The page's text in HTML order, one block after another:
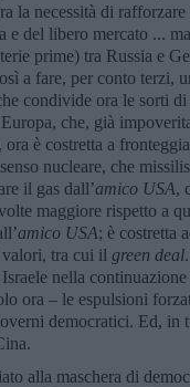
la necessità di
e del libero mercato ...
prime) tra Russia e
a fare, per conto terzi,
condivide ora le sorti
che, già
è costretta a
nucleare, che
il gas dall’amico USA,
maggiore rispetto a
amico USA; è costretta
tra cui il green deal
nella
ora – le espulsioni
democratici. Ed, in
alla maschera di